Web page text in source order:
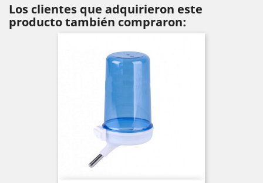
Los clientes que adquirieron este
producto también compraron: